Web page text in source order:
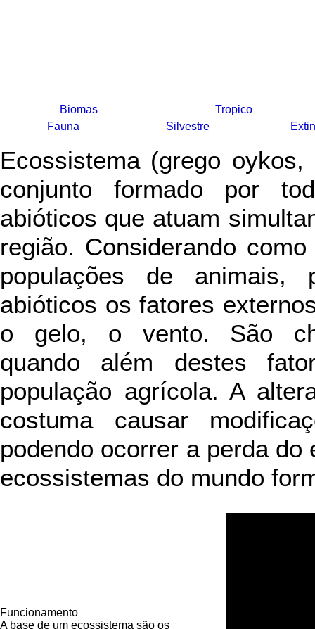
Biomas
Tropico
Fauna
Silvestre
Ecossistema (grego
conjunto formado por
abióticos que atuam
região. Considerando
populações de
abióticos os fatores
o gelo, o vento. São
quando além destes
população agrícola. A
costuma causar
podendo ocorrer a perda
ecossistemas do mundo
Funcionamento
A base de um ecossistema são os